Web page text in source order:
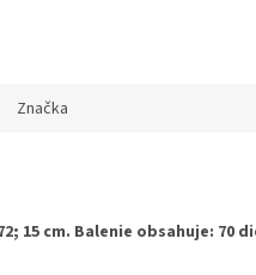
Značka
15 cm. Balenie obsahuje: 70